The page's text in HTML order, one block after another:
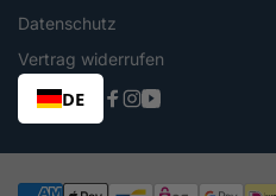
Datenschutz
Vertrag widerrufen
DE
Facebook
Instagram
YouTube